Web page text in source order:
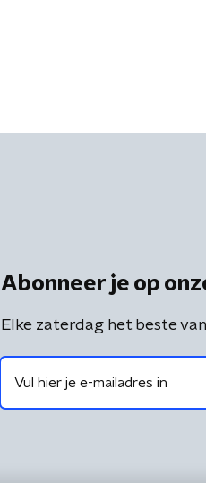
Abonneer je op
Elke zaterdag het beste